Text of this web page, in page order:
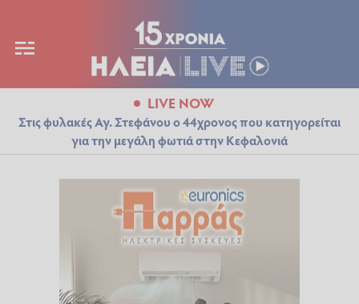
LIVE NOW
Στις φυλακές Αγ. Στεφάνου ο 44χρονος που κατηγορείται
για την μεγάλη φωτιά στην Κεφαλονιά